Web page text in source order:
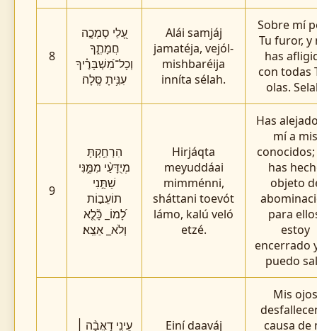
8
עָ֭לַי סָמְכָ֣ה
חֲמָתֶ֑ךָ
וְכָל־מִ֝שְׁבָּרֶ֗יךָ
עִנִּ֥יתָ סֶּֽלָה׃
Alái samjáj
jamatéja, vejól-
mishbaréija
inníta sélah.
Sobre mí
Tu furor, y
has
con todas
olas.
9
הִרְחַ֥קְתָּ
מְיֻדָּעַ֨י מִמֶּ֑נִּי
שַׁתַּ֣נִי
תוֹעֵב֣וֹת
לָ֝מוֹ_ כָּ֘לֻ֤א
וְלֹא_ אֵצֵֽא׃
Hirjáqta
meyuddáai
mimménni,
sháttani toevót
lámo, kalú veló
etzé.
Has
mí a mis
has
objeto
para
estoy
encerrado
puedo
עֵינִ֥י דָאֲבָ֨ה ׀
Einí daaváj
Mis ojos
causa de